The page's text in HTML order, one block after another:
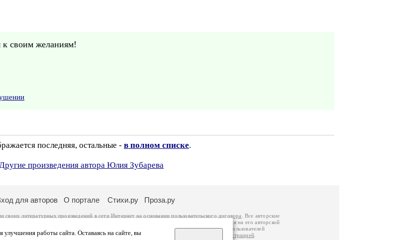
к своим желаниям!
последняя, остальные - в полном списке.
произведения автора Юлия Зубарева
работы сайта. Оставаясь на сайте, вы
для авторов О портале Стихи.ру Проза.ру
своих литературных произведений в сети Интернет на основаниипользовательского договора
. Все авторские
произведений возможна только с согласия его автора, к которому вы можете обратиться на его авторской
на основании
законодательства Российской Федерации. Данные пользователей
также можете посмотреть более подробнуюинформацию о портале связаться с администрацией